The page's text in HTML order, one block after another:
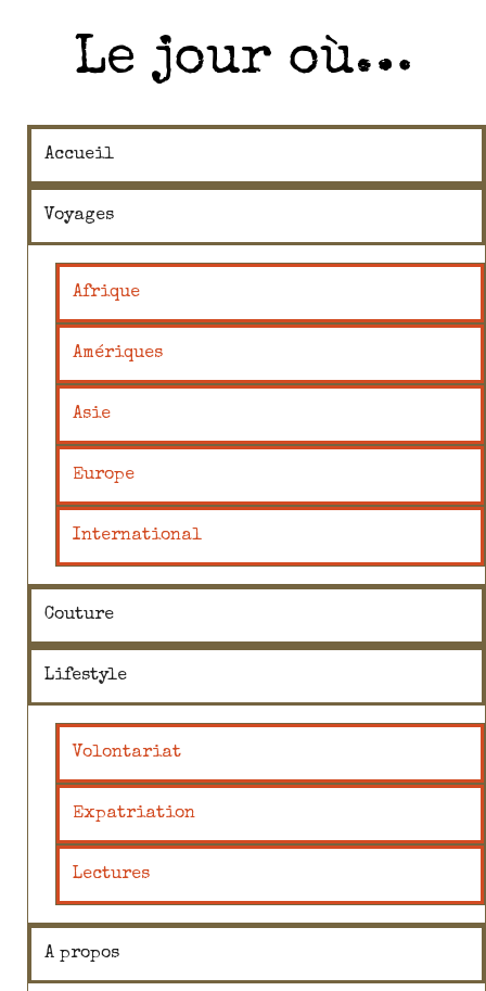
Le jour où…
Accueil
Voyages
Afrique
Amériques
Asie
Europe
International
Couture
Lifestyle
Volontariat
Expatriation
Lectures
A propos